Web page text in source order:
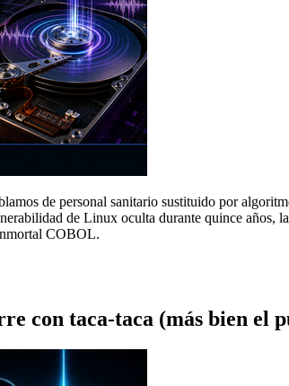
de personal sanitario sustituido por
de Linux oculta durante quince años,
COBOL.
con taca-taca (más bien el